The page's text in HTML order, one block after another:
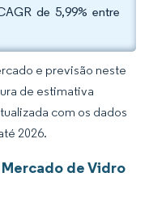
de 5,99% entre
e previsão neste
de estimativa
com os dados
2026.
de Vidro